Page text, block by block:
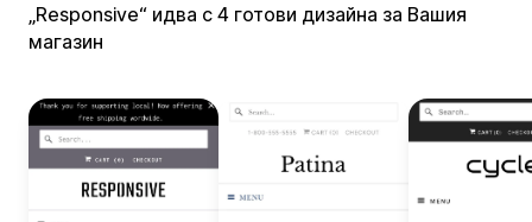
„Responsive“ идва с 4 готови дизайна за Вашия
магазин